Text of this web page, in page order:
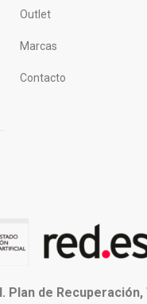
Outlet
Marcas
Contacto
de